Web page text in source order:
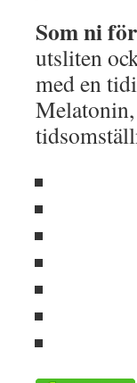
Som ni
utsliten
med en